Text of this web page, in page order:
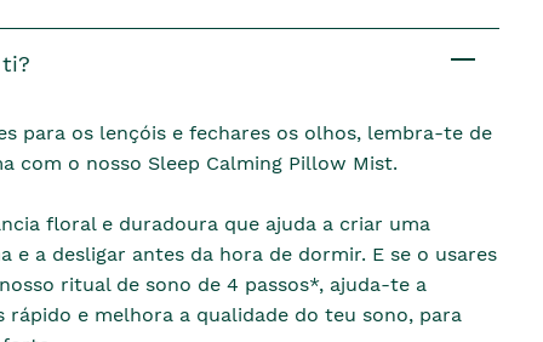
para os lençóis e fechares os olhos, lembra-te de
com o nosso Sleep Calming Pillow Mist.
floral e duradoura que ajuda a criar uma
e a desligar antes da hora de dormir. E se o usares
ritual de sono de 4 passos*, ajuda-te a
rápido e melhora a qualidade do teu sono, para